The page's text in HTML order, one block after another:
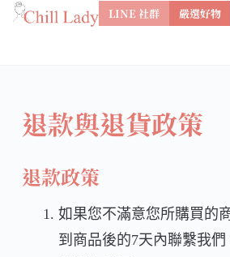
跳
內
LINE 社群 嚴選好物
退款與退貨政策
退款政策
如果您不滿意您所購買的
到商品後的7天內聯繫我